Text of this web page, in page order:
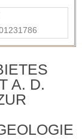
A. D.